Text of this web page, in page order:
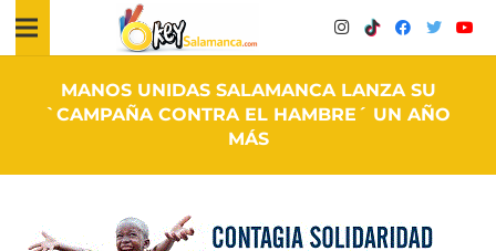
MANOS UNIDAS SALAMANCA LANZA SU
`CAMPAÑA CONTRA EL HAMBRE´ UN AÑO
MÁS